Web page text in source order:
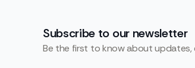
Subscribe to our newsletter
Be the first to know about